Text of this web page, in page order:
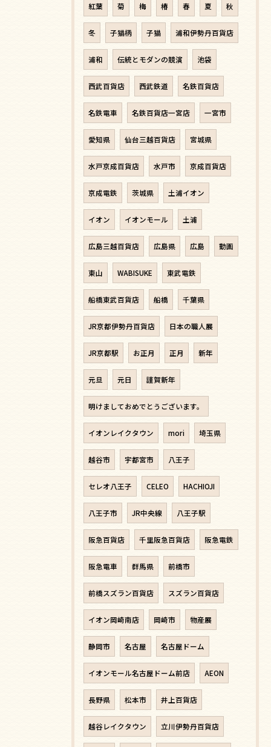
紅葉 菊 梅 椿 春 夏 秋
冬 子猫柄 子猫 浦和伊勢丹百貨店
浦和 伝統とモダンの競演 池袋
西武百貨店 西武鉄道 名鉄百貨店
名鉄電車 名鉄百貨店一宮店 一宮市
愛知県 仙台三越百貨店 宮城県
水戸京成百貨店 水戸市 京成百貨店
京成電鉄 茨城県 土浦イオン
イオン イオンモール 土浦
広島三越百貨店 広島県 広島 動画
東山 WABISUKE 東武電鉄
船橋東武百貨店 船橋 千葉県
JR京都伊勢丹百貨店 日本の職人展
JR京都駅 お正月 正月 新年
元旦 元日 謹賀新年
明けましておめでとうございます。
イオンレイクタウン mori 埼玉県
越谷市 宇都宮市 八王子
セレオ八王子 CELEO HACHIOJI
八王子市 JR中央線 八王子駅
阪急百貨店 千里阪急百貨店 阪急電鉄
阪急電車 群馬県 前橋市
前橋スズラン百貨店 スズラン百貨店
イオン岡崎南店 岡崎市 物産展
静岡市 名古屋 名古屋ドーム
イオンモール名古屋ドーム前店 AEON
長野県 松本市 井上百貨店
越谷レイクタウン 立川伊勢丹百貨店